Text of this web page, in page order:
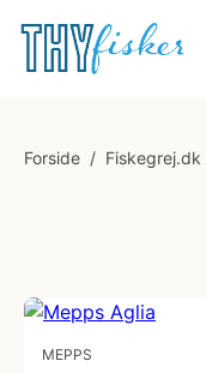
Forside / Fiskegrej.dk
MEPPS